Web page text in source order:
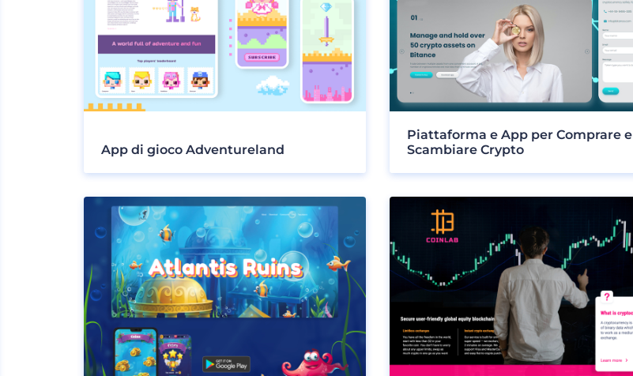
App di gioco Adventureland
Piattaforma e App per Comprare e
Scambiare Crypto